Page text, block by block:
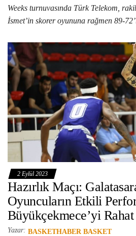
Weeks turnuvasında Türk Telekom,
İsmet’in skorer oyununa rağmen 89-
2 Eylül 2023
Hazırlık Maçı:
Oyuncuların Etkili
Büyükçekmece’yi
Yazar: BASKETHABER BASKET